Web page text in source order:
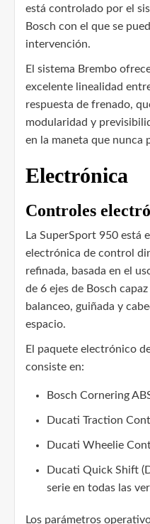
está controlado por el
Bosch con el que se
intervención.
El sistema Brembo
excelente linealidad
respuesta de frenado,
modularidad y
en la maneta que nunca
Electrónica
Controles
La SuperSport 950 está
electrónica de control
refinada, basada en el
de 6 ejes de Bosch
balanceo, guiñada y
espacio.
El paquete electrónico
consiste en:
Bosch Cornering
Ducati Traction
Ducati Wheelie
Ducati Quick Shift
serie en todas las
Los parámetros